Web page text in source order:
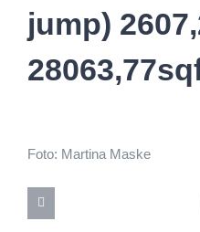
jump)
Foto: Martina Maske